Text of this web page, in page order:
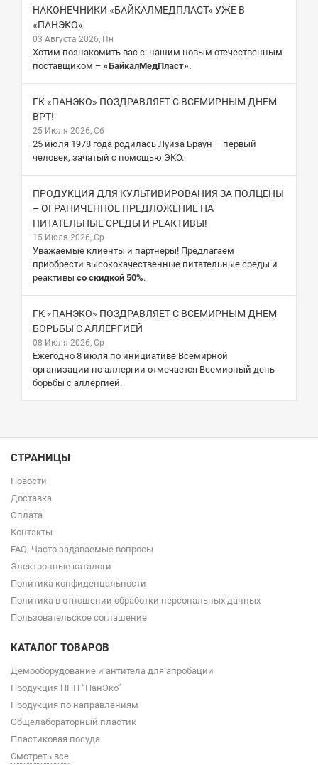
НАКОНЕЧНИКИ «БАЙКАЛМЕДПЛАСТ» УЖЕ В
«ПАНЭКО»
03 Августа 2026, Пн
Хотим познакомить вас с нашим новым отечественным
поставщиком – «БайкалМедПласт».
ГК «ПАНЭКО» ПОЗДРАВЛЯЕТ С ВСЕМИРНЫМ ДНЕМ
ВРТ!
25 Июля 2026, Сб
25 июля 1978 года родилась Луиза Браун – первый
человек, зачатый с помощью ЭКО.
ПРОДУКЦИЯ ДЛЯ КУЛЬТИВИРОВАНИЯ ЗА ПОЛЦЕНЫ
– ОГРАНИЧЕННОЕ ПРЕДЛОЖЕНИЕ НА
ПИТАТЕЛЬНЫЕ СРЕДЫ И РЕАКТИВЫ!
15 Июля 2026, Ср
Уважаемые клиенты и партнеры! Предлагаем
приобрести высококачественные питательные среды и
реактивы со скидкой 50%.
ГК «ПАНЭКО» ПОЗДРАВЛЯЕТ С ВСЕМИРНЫМ ДНЕМ
БОРЬБЫ С АЛЛЕРГИЕЙ
08 Июля 2026, Ср
Ежегодно 8 июля по инициативе Всемирной
организации по аллергии отмечается Всемирный день
борьбы с аллергией.
СТРАНИЦЫ
Новости
Доставка
Оплата
Контакты
FAQ: Часто задаваемые вопросы
Электронные каталоги
Политика конфиденцальности
Политика в отношении обработки персональных данных
Пользовательское соглашение
КАТАЛОГ ТОВАРОВ
Демооборудование и антитела для апробации
Продукция НПП “ПанЭко”
Продукция по направлениям
Общелабораторный пластик
Пластиковая посуда
Смотреть все